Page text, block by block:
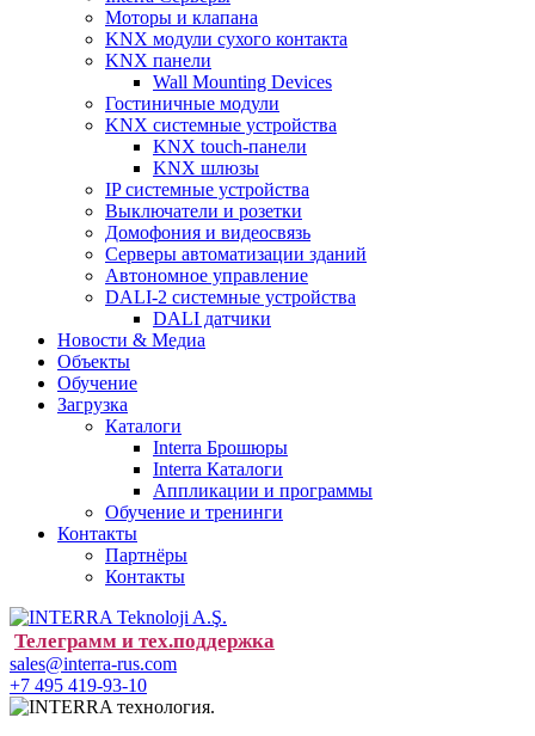
Моторы и клапана
KNX модули сухого контакта
KNX панели
Wall Mounting Devices
Гостиничные модули
KNX системные устройства
KNX touch-панели
KNX шлюзы
IP системные устройства
Выключатели и розетки
Домофония и видеосвязь
Серверы автоматизации зданий
Автономное управление
DALI-2 системные устройства
DALI датчики
Новости & Медиа
Объекты
Обучение
Загрузка
Каталоги
Interra Брошюры
Interra Каталоги
Аппликации и программы
Обучение и тренинги
Контакты
Партнёры
Контакты
Телеграмм и тех.поддержка
sales@interra-rus.com
+7 495 419-93-10